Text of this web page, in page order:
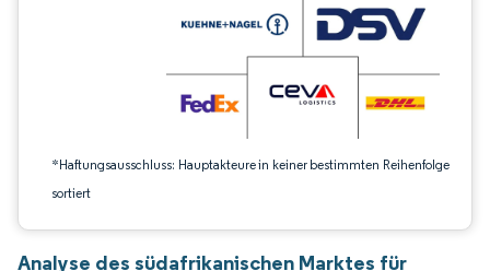
*Haftungsausschluss: Hauptakteure in keiner bestimmten Reihenfolge
sortiert
Analyse des südafrikanischen Marktes für